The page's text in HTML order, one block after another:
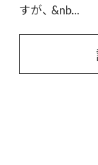
すが、 &nb...